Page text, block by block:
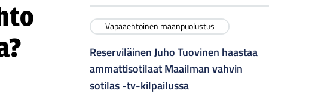
Vapaaehtoinen maanpuolustus
Reserviläinen Juho Tuovinen haastaa
ammattisotilaat Maailman vahvin
sotilas -tv-kilpailussa